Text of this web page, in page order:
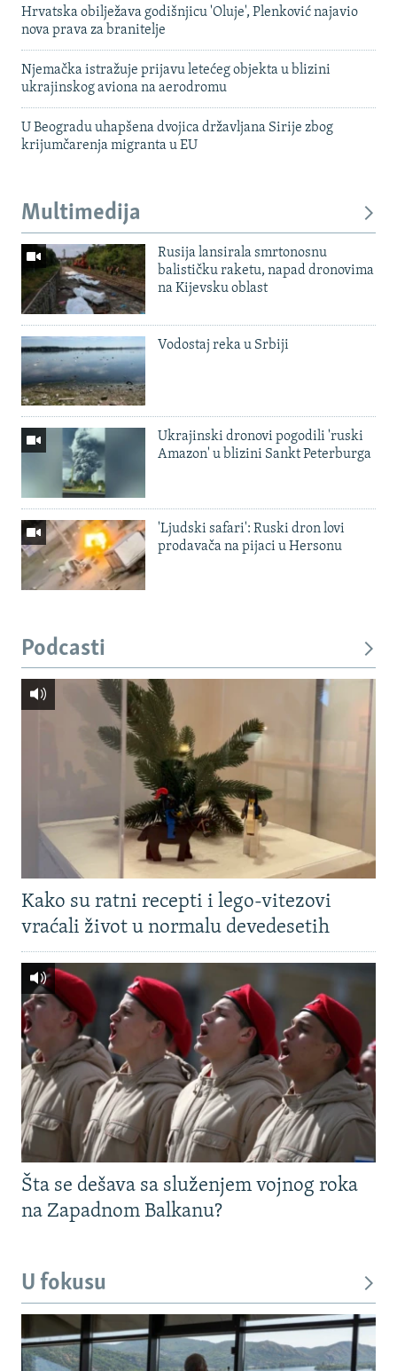
Hrvatska obilježava godišnjicu 'Oluje', Plenković najavio
nova prava za branitelje
Njemačka istražuje prijavu letećeg objekta u blizini
ukrajinskog aviona na aerodromu
U Beogradu uhapšena dvojica državljana Sirije zbog
krijumčarenja migranta u EU
Multimedija
Rusija lansirala smrtonosnu
balističku raketu, napad dronovima
na Kijevsku oblast
Vodostaj reka u Srbiji
Ukrajinski dronovi pogodili 'ruski
Amazon' u blizini Sankt Peterburga
'Ljudski safari': Ruski dron lovi
prodavača na pijaci u Hersonu
Podcasti
Kako su ratni recepti i lego-vitezovi
vraćali život u normalu devedesetih
Šta se dešava sa služenjem vojnog roka
na Zapadnom Balkanu?
U fokusu